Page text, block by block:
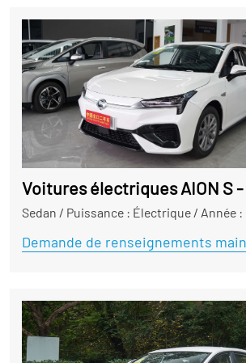
Voitures électriques AION S
Sedan / Puissance : Électrique/ Année
Demande de renseignements